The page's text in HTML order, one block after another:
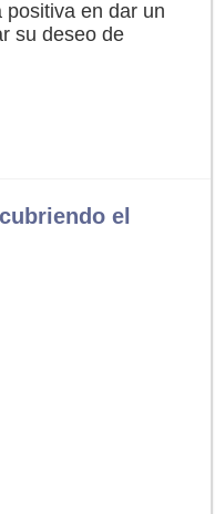
en dar un
su deseo de
el